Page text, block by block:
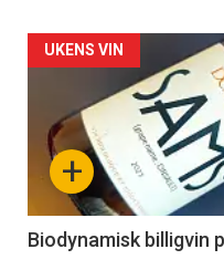
Forsiden
akkurat
nå
4
+
UKENS VIN
Biodynamisk billigvin